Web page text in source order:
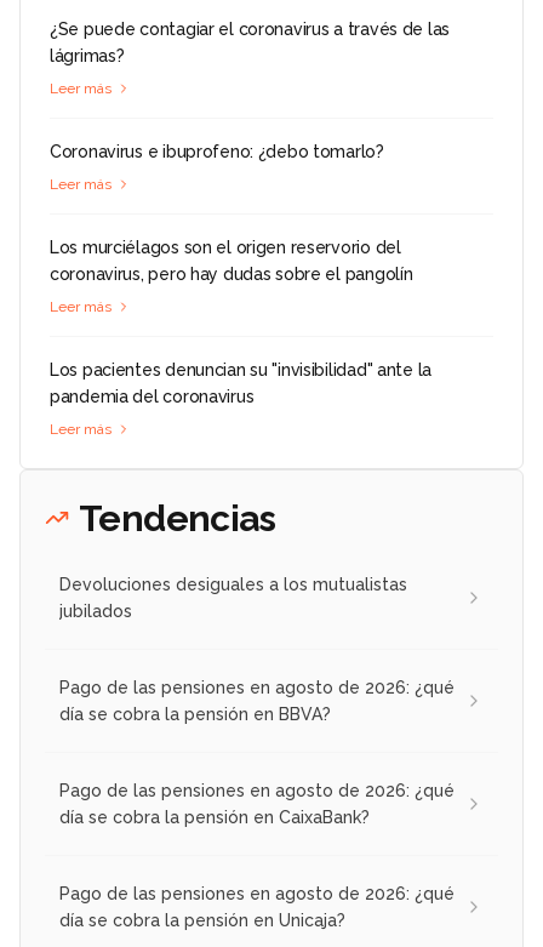
¿Se puede contagiar el coronavirus a través de las
lágrimas?
Leer más
Coronavirus e ibuprofeno: ¿debo tomarlo?
Leer más
Los murciélagos son el origen reservorio del
coronavirus, pero hay dudas sobre el pangolín
Leer más
Los pacientes denuncian su "invisibilidad" ante la
pandemia del coronavirus
Leer más
Tendencias
Devoluciones desiguales a los mutualistas
jubilados
Pago de las pensiones en agosto de 2026: ¿qué
día se cobra la pensión en BBVA?
Pago de las pensiones en agosto de 2026: ¿qué
día se cobra la pensión en CaixaBank?
Pago de las pensiones en agosto de 2026: ¿qué
día se cobra la pensión en Unicaja?